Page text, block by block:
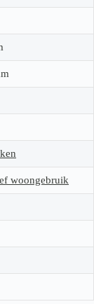
woongebruik